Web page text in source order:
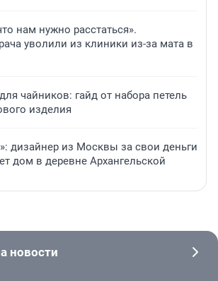
нам нужно расстаться».
уволили из клиники из-за мата в
чайников: гайд от набора петель
изделия
дизайнер из Москвы за свои деньги
дом в деревне Архангельской
новости